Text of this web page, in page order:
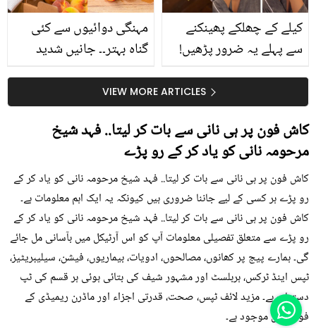
مہنگی دوائیوں سے کئی
گناہ بہتر۔۔ جانیں شدید
کیوں کھانا چاہیے؟
کیلے کے چھلکے پھینکنے
سے پہلے یہ ضرور پڑھیں!
سستا اور قدرتی حلVIEW MORE ARTICLES
کاش فون پر ہی نانی سے بات کر لیتا.. فہد شیخ
مرحومہ نانی کو یاد کر کے رو پڑے
کاش فون پر ہی نانی سے بات کر لیتا.. فہد شیخ مرحومہ نانی کو یاد کر کے
رو پڑے ہر کسی کے لیے جاننا ضروری ہیں کیونکہ یہ ایک اہم معلومات ہے۔
کاش فون پر ہی نانی سے بات کر لیتا.. فہد شیخ مرحومہ نانی کو یاد کر کے
رو پڑے سے متعلق تفصیلی معلومات آپ کو اس آرٹیکل میں بآسانی مل جائے
گی۔ ہمارے پیج پر کھانوں، مصالحوں، ادویات، بیماریوں، فیشن، سیلیبریٹیز،
ٹپس اینڈ ٹرکس، ہربلسٹ اور مشہور شیف کی بتائی ہوئی ہر قسم کی ٹپ
دستیاب ہے۔ مزید لائف ٹپس، صحت، قدرتی اجزاء اور ماڈرن ریمیڈی کے
فوڈز میں موجود ہے۔